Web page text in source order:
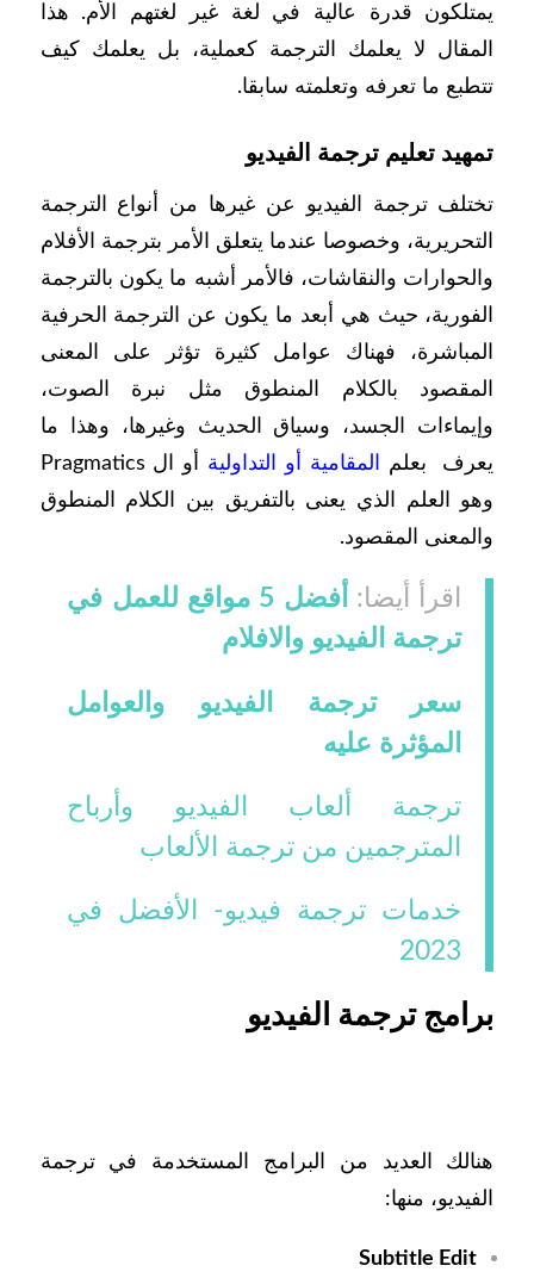
يمتلكون قدرة عالية في لغة غير لغتهم الأم. هذا
المقال لا يعلمك الترجمة كعملية، بل يعلمك كيف
تتطبع ما تعرفه وتعلمته سابقا.
تمهيد تعليم ترجمة الفيديو
تختلف ترجمة الفيديو عن غيرها من أنواع الترجمة
التحريرية، وخصوصا عندما يتعلق الأمر بترجمة الأفلام
والحوارات والنقاشات، فالأمر أشبه ما يكون بالترجمة
الفورية، حيث هي أبعد ما يكون عن الترجمة الحرفية
المباشرة، فهناك عوامل كثيرة تؤثر على المعنى
المقصود بالكلام المنطوق مثل نبرة الصوت،
وإيماءات الجسد، وسياق الحديث وغيرها، وهذا ما
يعرف بعلم
المقامية أو التداولية
أو ال Pragmatics
وهو العلم الذي يعنى بالتفريق بين الكلام المنطوق
والمعنى المقصود.
اقرأ أيضا:
أفضل 5 مواقع للعمل في
ترجمة الفيديو والافلام
سعر ترجمة الفيديو والعوامل
المؤثرة عليه
ترجمة ألعاب الفيديو وأرباح
المترجمين من ترجمة الألعاب
خدمات ترجمة فيديو- الأفضل في
2023
برامج ترجمة الفيديو
هنالك العديد من البرامج المستخدمة في ترجمة
الفيديو، منها:
Subtitle Edit